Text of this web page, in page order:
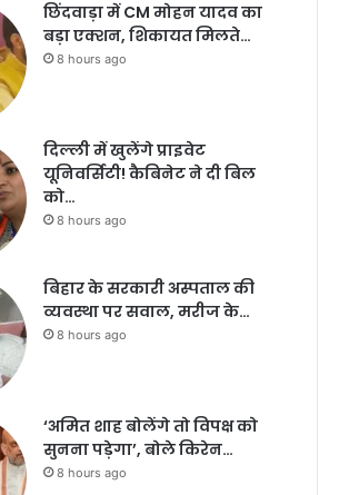
छिंदवाड़ा में CM मोहन यादव का
बड़ा एक्शन, शिकायत मिलते…
8 hours ago
दिल्ली में खुलेंगे प्राइवेट
यूनिवर्सिटी! कैबिनेट ने दी बिल
को…
8 hours ago
बिहार के सरकारी अस्पताल की
व्यवस्था पर सवाल, मरीज के…
8 hours ago
‘अमित शाह बोलेंगे तो विपक्ष को
सुनना पड़ेगा’, बोले किरेन…
8 hours ago